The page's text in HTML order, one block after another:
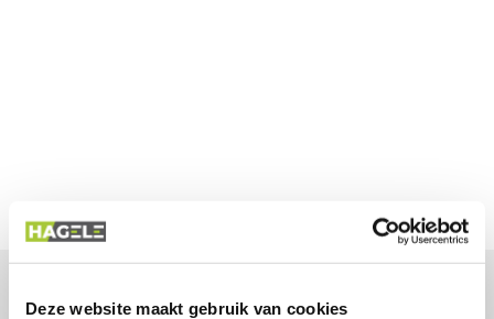
Deze website maakt gebruik van cookies